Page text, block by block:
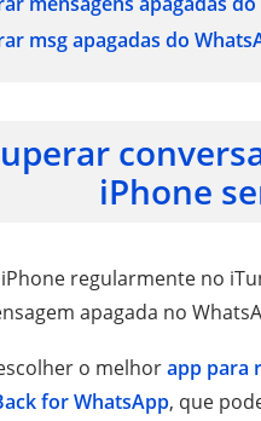
msg apagadas do
iPhone
regularmente no
apagada no
o melhorapp para
for WhatsApp, que